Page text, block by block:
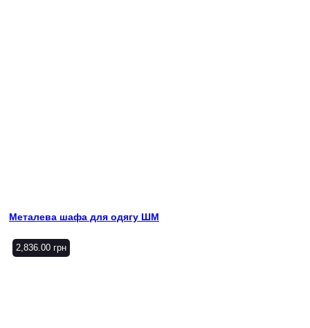
Металева шафа для одягу ШМ
2,836.00 грн